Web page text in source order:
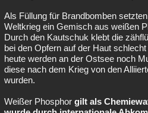
Als Füllung für Brandbomben
Weltkrieg ein Gemisch aus weißen
Durch den Kautschuk klebt die
bei den Opfern auf der Haut
heute werden an der Ostsee noch
diese nach dem Krieg von den
wurden.
Weißer Phosphor gilt als